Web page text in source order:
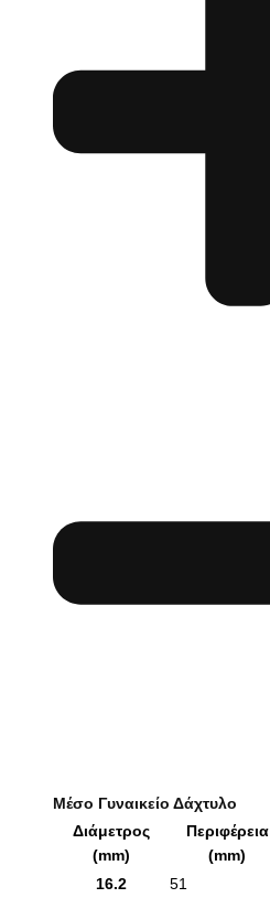
Μέσο Γυναικείο Δάχτυλο
Διάμετρος
(mm)
Περιφέρεια
(mm)
16.2
51